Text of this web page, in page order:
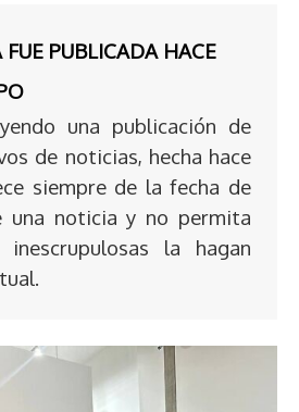
PUBLICADA HACE
una publicación de
de noticias, hecha hace
siempre de la fecha de
una noticia y no permita
inescrupulosas la hagan